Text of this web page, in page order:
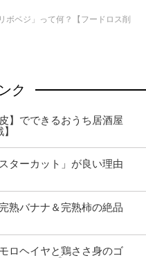
ボベジ」って何？【フードロス削
ク
】でできるおうち居酒屋
ターカット」が良い理由
熟バナナ＆完熟柿の絶品
ロヘイヤと鶏ささ身のゴ